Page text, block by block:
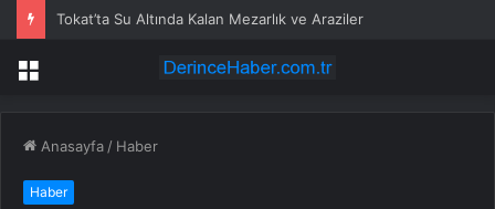
Tokat’ta Su Altında Kalan Mezarlık ve Araziler
Menü
Anasayfa / Haber
Haber